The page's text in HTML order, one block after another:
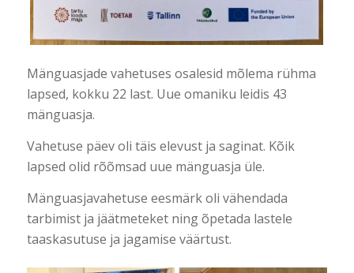
Mänguasjade vahetuses osalesid mõlema rühma
lapsed, kokku 22 last. Uue omaniku leidis 43
mänguasja.
Vahetuse päev oli täis elevust ja saginat. Kõik
lapsed olid rõõmsad uue mänguasja üle.
Mänguasjavahetuse eesmärk oli vähendada
tarbimist ja jäätmeteket ning õpetada lastele
taaskasutuse ja jagamise väärtust.